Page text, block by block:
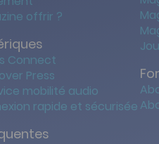
offrir ?
Connect
Press
mobilité audio
rapide et sécurisée